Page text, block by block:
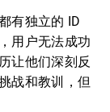
有独立的 ID
用户无法成功
让他们深刻反
战和教训，但